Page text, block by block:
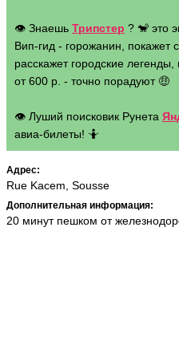
👁 Знаешь Трипстер ? 🐒 это
Вип-гид - горожанин,
расскажет городские
от 600 р. - точно порадуют 🤑
👁 Луший поисковик Рунета
авиа-билеты! 🤷
Адрес:
Rue Kacem, Sousse
Дополнительная информация:
20 минут пешком от